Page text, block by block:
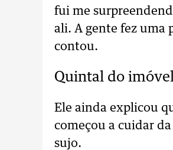
fui me
ali. A gente fez uma
contou.
Quintal do
Ele ainda explicou
começou a cuidar
sujo.